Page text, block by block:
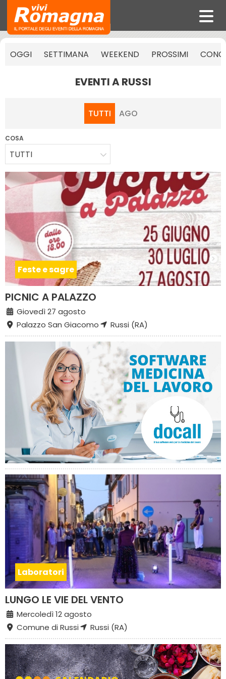
OGGI SETTIMANA WEEKEND PROSSIMI
EVENTI A RUSSI
TUTTI AGO
COSA
TUTTI
Feste e sagre
PICNIC A PALAZZO
Giovedì 27 agosto
Palazzo San Giacomo
Russi (RA)
Laboratori
LUNGO LE VIE DEL VENTO
Mercoledì 12 agosto
Comune di Russi
Russi (RA)